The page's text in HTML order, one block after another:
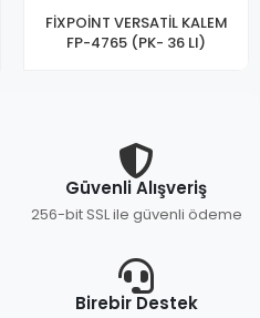
FİXPOİNT VERSATİL KALEM
FP-4765 (PK- 36 LI)
Güvenli Alışveriş
256-bit SSL ile güvenli ödeme
Birebir Destek